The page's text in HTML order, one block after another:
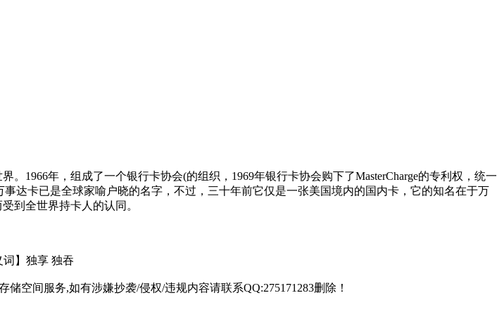
1966年，组成了一个银行卡协会(的组织，1969年银行卡协会购下了MasterCharge的专利权，统一
事达卡已是全球家喻户晓的名字，不过，三十年前它仅是一张美国境内的国内卡，它的知名在于万
到全世界持卡人的认同。
词】独享 独吞
空间服务,如有涉嫌抄袭/侵权/违规内容请联系QQ:275171283删除！